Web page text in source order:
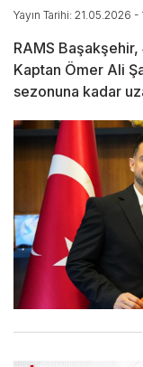
Yayın Tarihi: 21.05.2026 -
RAMS
Kaptan Ömer Ali
sezonuna kadar